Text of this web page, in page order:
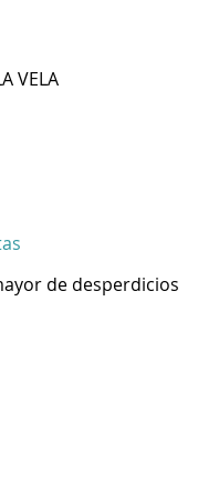
VELA
de desperdicios